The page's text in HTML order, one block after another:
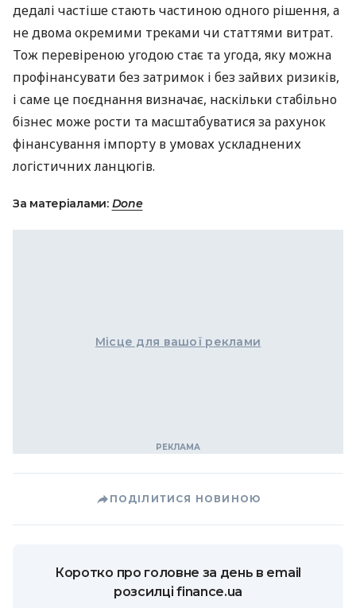
дедалі частіше стають частиною одного рішення, а
не двома окремими треками чи статтями витрат.
Тож перевіреною угодою стає та угода, яку можна
профінансувати без затримок і без зайвих ризиків,
і саме це поєднання визначає, наскільки стабільно
бізнес може рости та масштабуватися за рахунок
фінансування імпорту в умовах ускладнених
логістичних ланцюгів.
За матеріалами: Done
Місце для вашої реклами
ПОДІЛИТИСЯ НОВИНОЮ
Коротко про головне за день в email
розсилці finance.ua